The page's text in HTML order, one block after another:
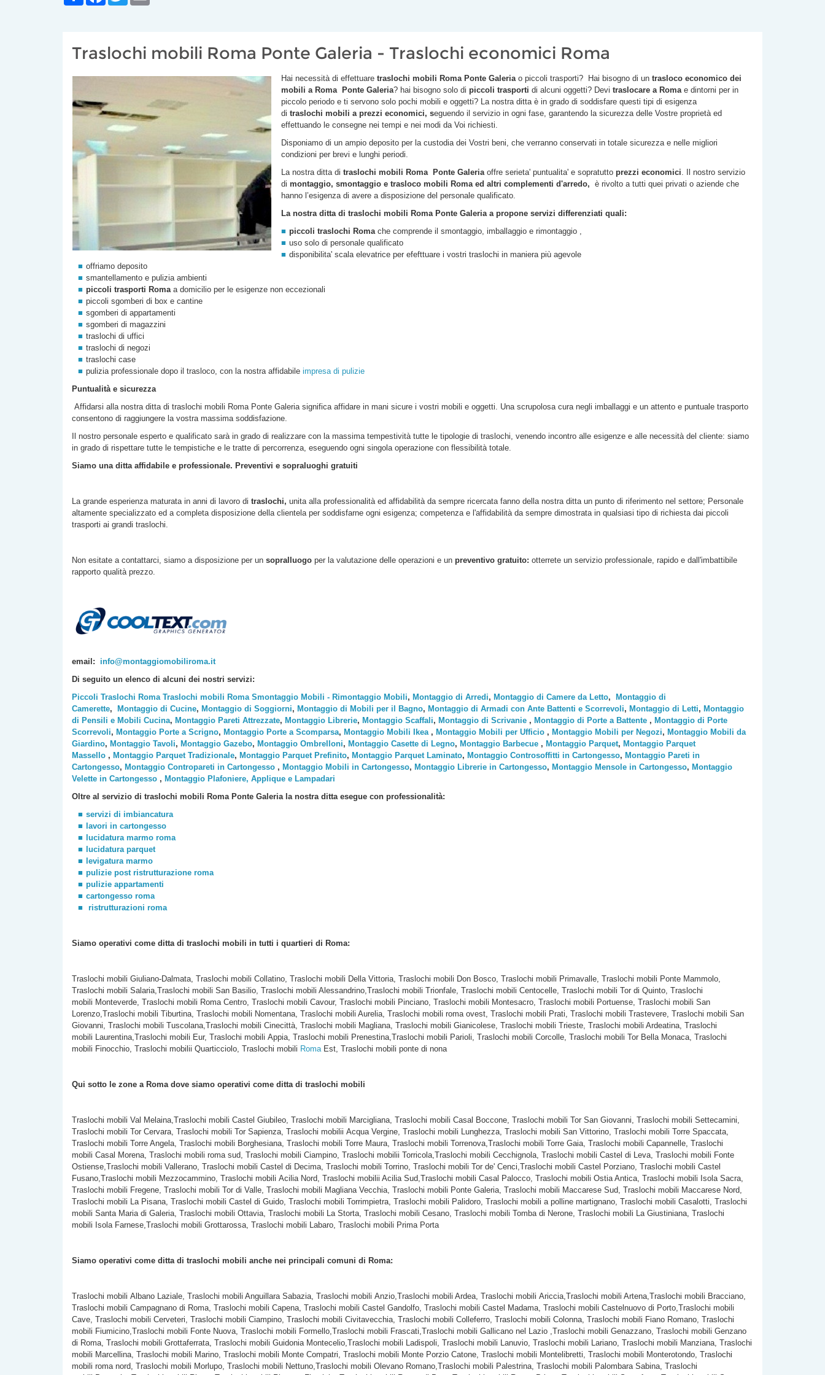
Traslochi mobili Roma Ponte Galeria - Traslochi economici Roma
Hai necessità di effettuare traslochi mobili Roma Ponte Galeria o piccoli trasporti? Hai bisogno di un trasloco economico dei
mobili a Roma Ponte Galeria? hai bisogno solo di piccoli trasporti di alcuni oggetti? Devi traslocare a Romae dintorni per in
piccolo periodo e ti servono solo pochi mobili e oggetti? La nostra ditta è in grado di soddisfare questi tipi di esigenza
di traslochi mobili a prezzi economici, seguendo il servizio in ogni fase, garantendo la sicurezza delle Vostre proprietà ed
effettuando le consegne nei tempi e nei modi da Voi richiesti.
Disponiamo di un ampio deposito per la custodia dei Vostri beni, che verranno conservati in totale sicurezza e nelle migliori
condizioni per brevi e lunghi periodi.
La nostra ditta di traslochi mobili Roma Ponte Galeriaoffre serieta' puntualita' e sopratutto prezzi economici. Il nostro servizio
di montaggio, smontaggio e trasloco mobili Roma ed altri complementi d'arredo, è rivolto a tutti quei privati o aziende che
hanno l’esigenza di avere a disposizione del personale qualificato.
La nostra ditta di traslochi mobili Roma Ponte Galeriaa propone servizi differenziati quali:
piccoli traslochi Romache comprende il smontaggio, imballaggio e rimontaggio ,
uso solo di personale qualificato
disponibilita' scala elevatrice per efefttuare i vostri traslochi in maniera più agevole
offriamo deposito
smantellamento e pulizia ambienti
piccoli trasporti Romaa domicilio per le esigenze non eccezionali
piccoli sgomberi di box e cantine
sgomberi di appartamenti
sgomberi di magazzini
traslochi di uffici
traslochi di negozi
traslochi case
pulizia professionale dopo il trasloco, con la nostra affidabile impresa di pulizie
Puntualità e sicurezza
Affidarsi alla nostra ditta di traslochi mobili Roma Ponte Galeria significa affidare in mani sicure i vostri mobili e oggetti. Una scrupolosa cura negli imballaggi e un attento e puntuale trasporto
consentono di raggiungere la vostra massima soddisfazione.
Il nostro personale esperto e qualificato sarà in grado di realizzare con la massima tempestività tutte le tipologie di traslochi, venendo incontro alle esigenze e alle necessità del cliente: siamo
in grado di rispettare tutte le tempistiche e le tratte di percorrenza, eseguendo ogni singola operazione con flessibilità totale.
Siamo una ditta affidabile e professionale. Preventivi e sopraluoghi gratuiti
La grande esperienza maturata in anni di lavoro di traslochi, unita alla professionalità ed affidabilità da sempre ricercata fanno della nostra ditta un punto di riferimento nel settore; Personale
altamente specializzato ed a completa disposizione della clientela per soddisfarne ogni esigenza; competenza e l'affidabilità da sempre dimostrata in qualsiasi tipo di richiesta dai piccoli
trasporti ai grandi traslochi.
Non esitate a contattarci, siamo a disposizione per un sopralluogo per la valutazione delle operazioni e un preventivo gratuito: otterrete un servizio professionale, rapido e dall'imbattibile
rapporto qualità prezzo.
email: info@montaggiomobiliroma.it
Di seguito un elenco di alcuni dei nostri servizi:
Piccoli Traslochi Roma Traslochi mobili Roma Smontaggio Mobili - Rimontaggio Mobili, Montaggio di Arredi, Montaggio di Camere da Letto,
Montaggio di
Camerette, Montaggio di Cucine, Montaggio di Soggiorni, Montaggio di Mobili per il Bagno, Montaggio di Armadi con Ante Battenti e Scorrevoli, Montaggio di Letti, Montaggio
di Pensili e Mobili Cucina, Montaggio Pareti Attrezzate, Montaggio Librerie, Montaggio Scaffali, Montaggio di Scrivanie , Montaggio di Porte a Battente , Montaggio di Porte
Scorrevoli, Montaggio Porte a Scrigno, Montaggio Porte a Scomparsa, Montaggio Mobili Ikea, Montaggio Mobili per Ufficio , Montaggio Mobili per Negozi, Montaggio Mobili da
Giardino, Montaggio Tavoli, Montaggio Gazebo, Montaggio Ombrelloni, Montaggio Casette di Legno, Montaggio Barbecue , Montaggio Parquet, Montaggio Parquet
Massello , Montaggio Parquet Tradizionale, Montaggio Parquet Prefinito, Montaggio Parquet Laminato, Montaggio Controsoffitti in Cartongesso, Montaggio Pareti in
Cartongesso, Montaggio Contropareti in Cartongesso , Montaggio Mobili in Cartongesso, Montaggio Librerie in Cartongesso, Montaggio Mensole in Cartongesso, Montaggio
Velette in Cartongesso , Montaggio Plafoniere, Applique e Lampadari
Oltre al servizio di traslochi mobili Roma Ponte Galeriala nostra ditta esegue con professionalità:
servizi di imbiancatura
lavori in cartongesso
lucidatura marmo roma
lucidatura parquet
levigatura marmo
pulizie post ristrutturazione roma
pulizie appartamenti
cartongesso roma
ristrutturazioni roma
Siamo operativi come ditta di traslochi mobili in tutti i quartieri di Roma:
Traslochi mobili Giuliano-Dalmata, Traslochi mobili Collatino, Traslochi mobili Della Vittoria, Traslochi mobili Don Bosco, Traslochi mobili Primavalle, Traslochi mobili Ponte Mammolo,
Traslochi mobili Salaria,Traslochi mobili San Basilio, Traslochi mobili Alessandrino,Traslochi mobili Trionfale, Traslochi mobili Centocelle, Traslochi mobili Tor di Quinto, Traslochi
mobili Monteverde, Traslochi mobili Roma Centro, Traslochi mobili Cavour, Traslochi mobili Pinciano, Traslochi mobili Montesacro, Traslochi mobili Portuense, Traslochi mobili San
Lorenzo,Traslochi mobili Tiburtina, Traslochi mobili Nomentana, Traslochi mobili Aurelia, Traslochi mobili roma ovest, Traslochi mobili Prati, Traslochi mobili Trastevere, Traslochi mobili San
Giovanni, Traslochi mobili Tuscolana,Traslochi mobili Cinecittà, Traslochi mobili Magliana, Traslochi mobili Gianicolese, Traslochi mobili Trieste, Traslochi mobili Ardeatina, Traslochi
mobili Laurentina,Traslochi mobili Eur, Traslochi mobili Appia, Traslochi mobili Prenestina,Traslochi mobili Parioli, Traslochi mobili Corcolle, Traslochi mobili Tor Bella Monaca, Traslochi
mobili Finocchio, Traslochi mobilii Quarticciolo, Traslochi mobili RomaEst, Traslochi mobili ponte di nona
Qui sotto le zone a Roma dove siamo operativi come ditta di traslochi mobili
Traslochi mobili Val Melaina,Traslochi mobili Castel Giubileo, Traslochi mobili Marcigliana, Traslochi mobili Casal Boccone, Traslochi mobili Tor San Giovanni, Traslochi mobili Settecamini,
Traslochi mobili Tor Cervara, Traslochi mobili Tor Sapienza, Traslochi mobilii Acqua Vergine, Traslochi mobili Lunghezza, Traslochi mobili San Vittorino, Traslochi mobili Torre Spaccata,
Traslochi mobili Torre Angela, Traslochi mobili Borghesiana, Traslochi mobili Torre Maura, Traslochi mobili Torrenova,Traslochi mobili Torre Gaia, Traslochi mobili Capannelle, Traslochi
mobili Casal Morena, Traslochi mobili roma sud, Traslochi mobili Ciampino, Traslochi mobilii Torricola,Traslochi mobili Cecchignola, Traslochi mobili Castel di Leva, Traslochi mobili Fonte
Ostiense,Traslochi mobili Vallerano, Traslochi mobili Castel di Decima, Traslochi mobili Torrino, Traslochi mobili Tor de' Cenci,Traslochi mobili Castel Porziano, Traslochi mobili Castel
Fusano,Traslochi mobili Mezzocammino, Traslochi mobili Acilia Nord, Traslochi mobilii Acilia Sud,Traslochi mobili Casal Palocco, Traslochi mobili Ostia Antica, Traslochi mobili Isola Sacra,
Traslochi mobili Fregene, Traslochi mobili Tor di Valle, Traslochi mobili Magliana Vecchia, Traslochi mobili Ponte Galeria, Traslochi mobili Maccarese Sud, Traslochi mobili Maccarese Nord,
Traslochi mobili La Pisana, Traslochi mobili Castel di Guido, Traslochi mobili Torrimpietra, Traslochi mobili Palidoro, Traslochi mobili a polline martignano, Traslochi mobili Casalotti, Traslochi
mobili Santa Maria di Galeria, Traslochi mobili Ottavia, Traslochi mobili La Storta, Traslochi mobili Cesano, Traslochi mobili Tomba di Nerone, Traslochi mobili La Giustiniana, Traslochi
mobili Isola Farnese,Traslochi mobili Grottarossa, Traslochi mobili Labaro, Traslochi mobili Prima Porta
Siamo operativi come ditta di traslochi mobili anche nei principali comuni di Roma:
Traslochi mobili Albano Laziale, Traslochi mobili Anguillara Sabazia, Traslochi mobili Anzio,Traslochi mobili Ardea, Traslochi mobili Ariccia,Traslochi mobili Artena,Traslochi mobili Bracciano,
Traslochi mobili Campagnano di Roma, Traslochi mobili Capena, Traslochi mobili Castel Gandolfo, Traslochi mobili Castel Madama, Traslochi mobili Castelnuovo di Porto,Traslochi mobili
Cave, Traslochi mobili Cerveteri, Traslochi mobili Ciampino, Traslochi mobili Civitavecchia, Traslochi mobili Colleferro, Traslochi mobili Colonna, Traslochi mobili Fiano Romano, Traslochi
mobili Fiumicino,Traslochi mobili Fonte Nuova, Traslochi mobili Formello,Traslochi mobili Frascati,Traslochi mobili Gallicano nel Lazio ,Traslochi mobili Genazzano, Traslochi mobili Genzano
di Roma, Traslochi mobili Grottaferrata, Traslochi mobili Guidonia Montecelio,Traslochi mobili Ladispoli, Traslochi mobili Lanuvio, Traslochi mobili Lariano, Traslochi mobili Manziana, Traslochi
mobili Marcellina, Traslochi mobili Marino, Traslochi mobili Monte Compatri, Traslochi mobili Monte Porzio Catone, Traslochi mobili Montelibretti, Traslochi mobili Monterotondo, Traslochi
mobili roma nord, Traslochi mobili Morlupo, Traslochi mobili Nettuno,Traslochi mobili Olevano Romano,Traslochi mobili Palestrina, Traslochi mobili Palombara Sabina, Traslochi